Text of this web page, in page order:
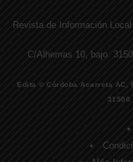
Revista de Información
C/Alhemas 10, bajo.
Edita © Córdoba Acarreta AC,
31500